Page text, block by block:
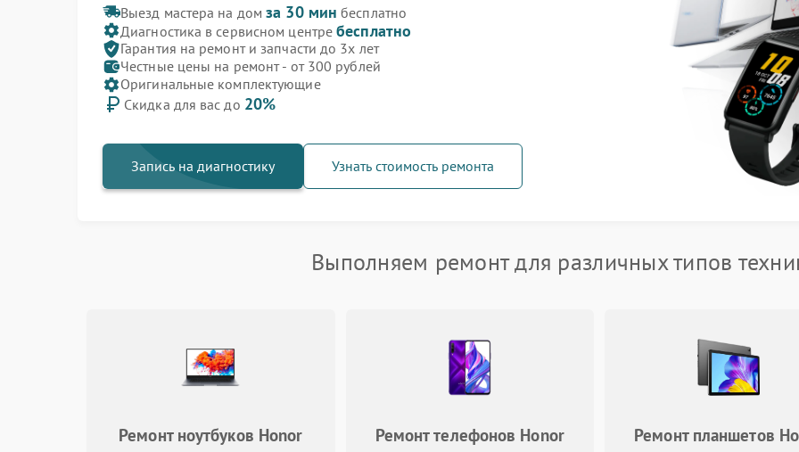
Выезд мастера на домза 30 мин бесплатно
Диагностика в сервисном центребесплатно
Гарантия на ремонт и запчасти до 3х лет
Честные цены на ремонт - от 300 рублей
Оригинальные комплектующие
Скидка для вас до 20%
Запись на диагностику Узнать стоимость ремонта
Выполняем ремонт для различных типов
Ремонт ноутбуков Honor Ремонт телефонов Honor Ремонт планшетов